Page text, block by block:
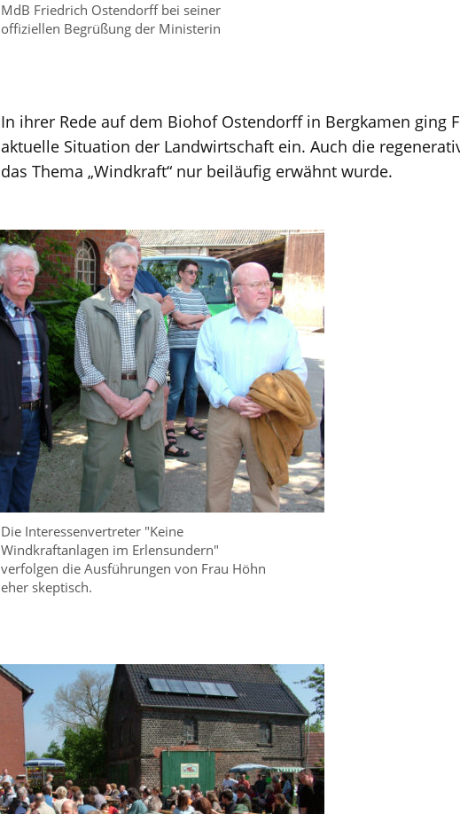
MdB Friedrich Ostendorff bei seiner
offiziellen Begrüßung der Ministerin
In ihrer Rede auf dem Biohof Ostendorff in Bergkamen ging
aktuelle Situation der Landwirtschaft ein. Auch die
das Thema „Windkraft“ nur beiläufig erwähnt wurde.
Die Interessenvertreter "Keine
Windkraftanlagen im Erlensundern"
verfolgen die Ausführungen von Frau Höhn
eher skeptisch.